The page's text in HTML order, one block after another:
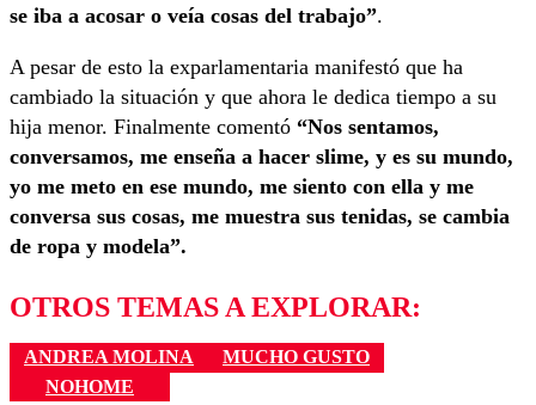
se iba a acosar o veía cosas del trabajo”.
A pesar de esto la exparlamentaria manifestó que ha
cambiado la situación y que ahora le dedica tiempo a su
hija menor. Finalmente comentó “Nos sentamos,
conversamos, me enseña a hacer slime, y es su mundo,
yo me meto en ese mundo, me siento con ella y me
conversa sus cosas, me muestra sus tenidas, se cambia
de ropa y modela”.
OTROS TEMAS A EXPLORAR:
ANDREA MOLINA
MUCHO GUSTO
NOHOME